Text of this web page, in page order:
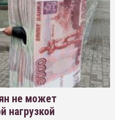
не может
нагрузкой